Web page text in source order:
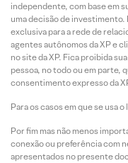
independente, com base em
uma decisão de
exclusiva para a rede de
agentes autônomos da XP e
no site da XP. Fica proibida
pessoa, no todo ou em parte,
consentimento expresso da
Para os casos em que se usa o
Por fim mas não menos
conexão ou preferência com
apresentados no presente